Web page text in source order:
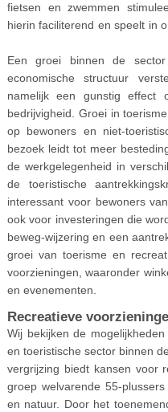
fietsen en zwemmen
hierin faciliterend en speelt in
Een groei binnen de
economische structuur
namelijk een gunstig effect
bedrijvigheid. Groei in
op bewoners en niet-
bezoek leidt tot meer
de werkgelegenheid in
de toeristische
interessant voor bewoners
ook voor investeringen die
beweg-wijzering en een
groei van toerisme en
voorzieningen, waaronder
en evenementen.
Recreatieve
Wij bekijken de
en toeristische sector binnen
vergrijzing biedt kansen voor
groep welvarende 55-
en natuur. Door het